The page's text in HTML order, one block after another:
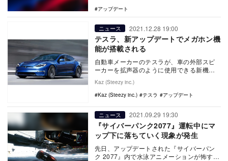
アップデート
ニュース 2021.12.28 19:00
テスラ、新アップデートでメガホン機
能が搭載される
自動車メーカーのテスラが、車の外部スピ
ーカーを拡声器のように使用できる新機能
一部として発表…
Kaz (Steezy inc.)
Kaz (Steezy inc.)
テスラ アップデート
ニュース 2021.09.29 19:30
『サイバーパンク2077』運転中にマ
ップ下に落ちていく現象が発生
先日、アップデートされた『サイバーパン
ク 2077』内で水泳アニメーションが怖すぎ